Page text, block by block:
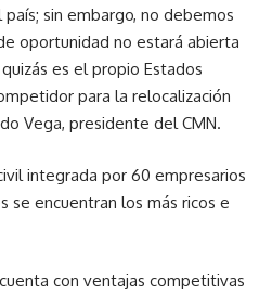
sin embargo, no debemos
oportunidad no estará abierta
es el propio Estados
para la relocalización
Vega, presidente del CMN.
integrada por 60 empresarios
se encuentran los más ricos e
con ventajas competitivas